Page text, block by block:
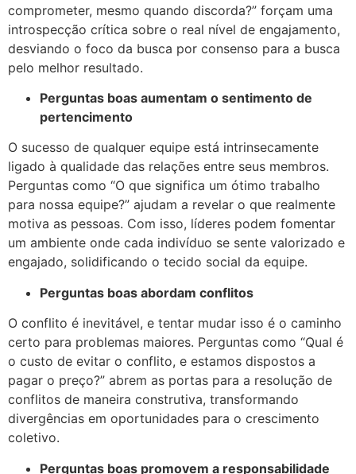
comprometer, mesmo quando discorda?” forçam uma
introspecção crítica sobre o real nível de engajamento,
desviando o foco da busca por consenso para a busca
pelo melhor resultado.
Perguntas boas aumentam o sentimento de
pertencimento
O sucesso de qualquer equipe está intrinsecamente
ligado à qualidade das relações entre seus membros.
Perguntas como “O que significa um ótimo trabalho
para nossa equipe?” ajudam a revelar o que realmente
motiva as pessoas. Com isso, líderes podem fomentar
um ambiente onde cada indivíduo se sente valorizado e
engajado, solidificando o tecido social da equipe.
Perguntas boas abordam conflitos
O conflito é inevitável, e tentar mudar isso é o caminho
certo para problemas maiores. Perguntas como “Qual é
o custo de evitar o conflito, e estamos dispostos a
pagar o preço?” abrem as portas para a resolução de
conflitos de maneira construtiva, transformando
divergências em oportunidades para o crescimento
coletivo.
Perguntas boas promovem a responsabilidade